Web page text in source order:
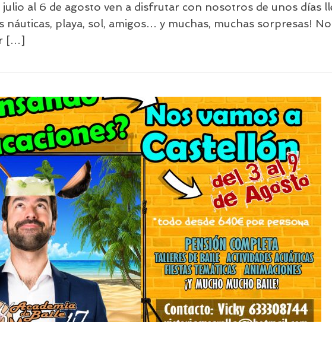
julio al 6 de agosto ven a disfrutar con nosotros de unos días
náuticas, playa, sol, amigos… y muchas, muchas sorpresas!
[…]